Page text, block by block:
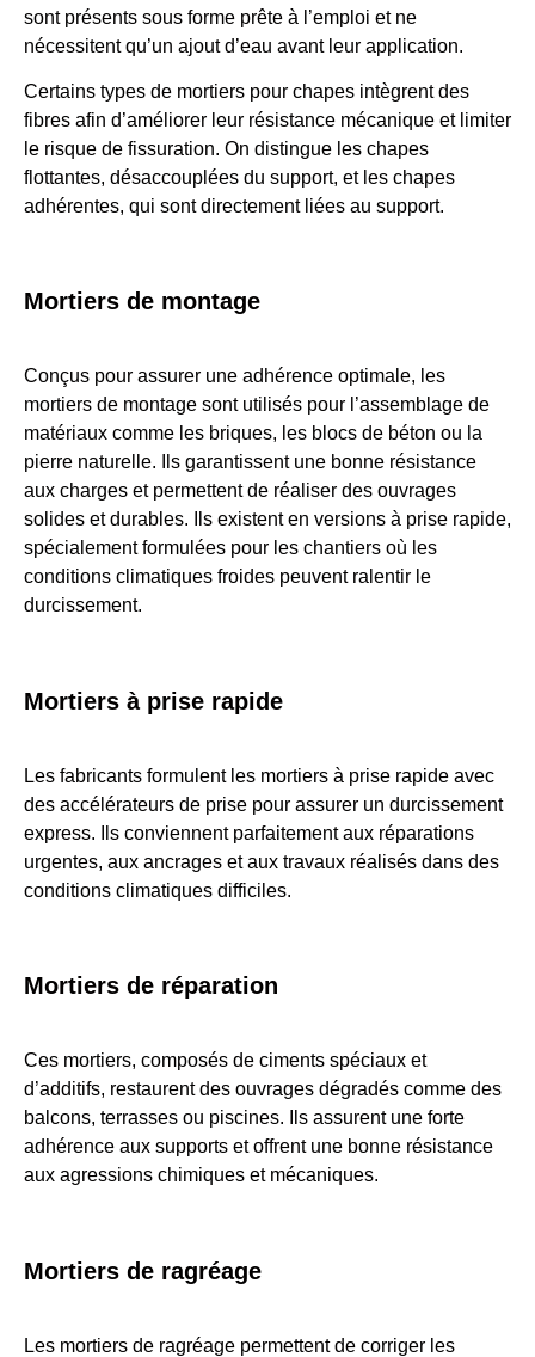
sont présents sous forme prête à l’emploi et ne
nécessitent qu’un ajout d’eau avant leur application.
Certains types de mortiers pour chapes intègrent des
fibres afin d’améliorer leur résistance mécanique et limiter
le risque de fissuration. On distingue les chapes
flottantes, désaccouplées du support, et les chapes
adhérentes, qui sont directement liées au support.
Mortiers de montage
Conçus pour assurer une adhérence optimale, les
mortiers de montage sont utilisés pour l’assemblage de
matériaux comme les briques, les blocs de béton ou la
pierre naturelle. Ils garantissent une bonne résistance
aux charges et permettent de réaliser des ouvrages
solides et durables. Ils existent en versions à prise rapide,
spécialement formulées pour les chantiers où les
conditions climatiques froides peuvent ralentir le
durcissement.
Mortiers à prise rapide
Les fabricants formulent les mortiers à prise rapide avec
des accélérateurs de prise pour assurer un durcissement
express. Ils conviennent parfaitement aux réparations
urgentes, aux ancrages et aux travaux réalisés dans des
conditions climatiques difficiles.
Mortiers de réparation
Ces mortiers, composés de ciments spéciaux et
d’additifs, restaurent des ouvrages dégradés comme des
balcons, terrasses ou piscines. Ils assurent une forte
adhérence aux supports et offrent une bonne résistance
aux agressions chimiques et mécaniques.
Mortiers de ragréage
Les mortiers de ragréage permettent de corriger les